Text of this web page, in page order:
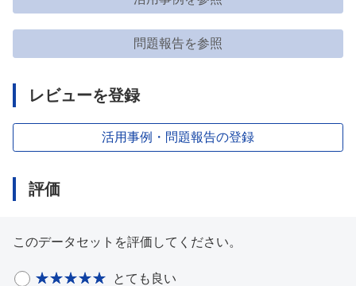
問題報告を参照
レビューを登録
活用事例・問題報告の登録
評価
このデータセットを評価してください。
とても良い